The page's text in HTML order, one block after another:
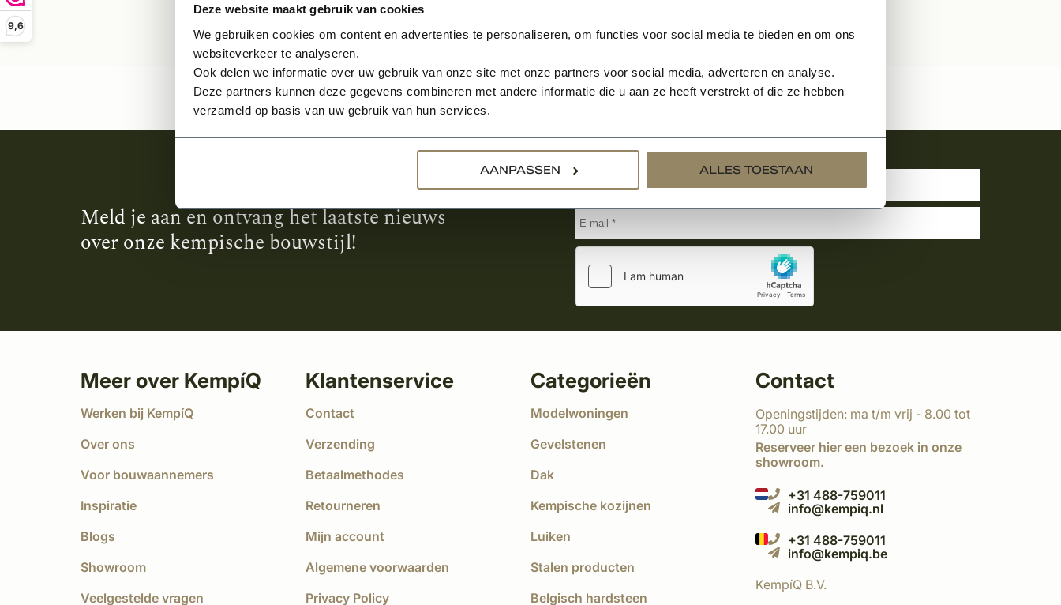
Deze website maakt gebruik van cookies
We gebruiken cookies om content en advertenties te personaliseren, om functies voor social media te bieden en om ons
websiteverkeer te analyseren.
Ook delen we informatie over uw gebruik van onze site met onze partners voor social media, adverteren en analyse.
Deze partners kunnen deze gegevens combineren met andere informatie die u aan ze heeft verstrekt of die ze hebben
verzameld op basis van uw gebruik van hun services.
AANPASSEN ALLES TOESTAAN
9,6
Meld je aan en ontvang het laatste nieuws
over onze kempische bouwstijl!
Meer over KempíQ
Werken bij KempíQ
Over ons
Voor bouwaannemers
Inspiratie
Blogs
Showroom
Veelgestelde vragen
Klantenservice
Contact
Verzending
Betaalmethodes
Retourneren
Mijn account
Algemene voorwaarden
Privacy Policy
Categorieën
Modelwoningen
Gevelstenen
Dak
Kempische kozijnen
Luiken
Stalen producten
Belgisch hardsteen
Contact
Openingstijden: ma t/m vrij - 8.00 tot
17.00 uur
Reserveer hier een bezoek in onze
showroom.
+31 488-759011
info@kempiq.nl
+31 488-759011
info@kempiq.be
KempíQ B.V.